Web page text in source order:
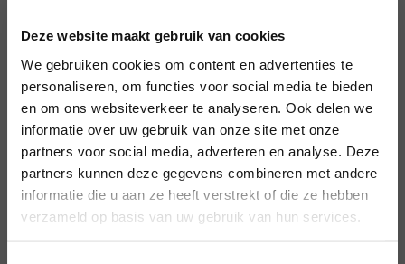
Deze website maakt gebruik van cookies
We gebruiken cookies om content en advertenties te
personaliseren, om functies voor social media te bieden
en om ons websiteverkeer te analyseren. Ook delen we
informatie over uw gebruik van onze site met onze
partners voor social media, adverteren en analyse. Deze
partners kunnen deze gegevens combineren met andere
informatie die u aan ze heeft verstrekt of die ze hebben
verzameld op basis van uw gebruik van hun services.
INLOGGEN
Wachtwoord
INLOGGEN
HEB JE NOG GEEN
ACCOUNT?
MERK
Knit-ted
Circle of Trust
MERK
MERK